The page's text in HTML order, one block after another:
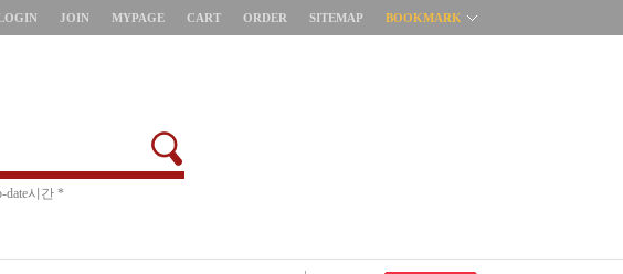
JOIN MYPAGE CART ORDER SITEMAP BOOKMARK
소 제한 *